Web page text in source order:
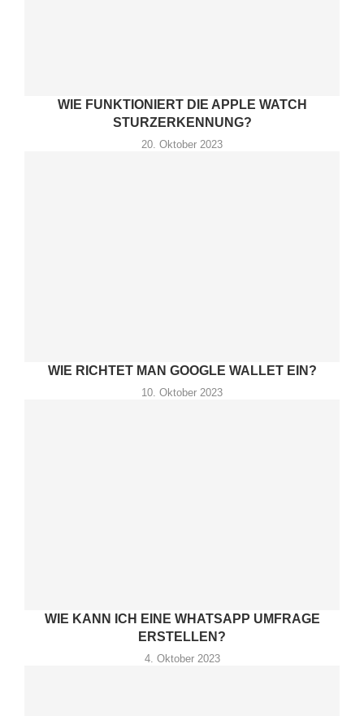
WIE FUNKTIONIERT DIE APPLE WATCH
STURZERKENNUNG?
20. Oktober 2023
WIE RICHTET MAN GOOGLE WALLET EIN?
10. Oktober 2023
WIE KANN ICH EINE WHATSAPP UMFRAGE
ERSTELLEN?
4. Oktober 2023